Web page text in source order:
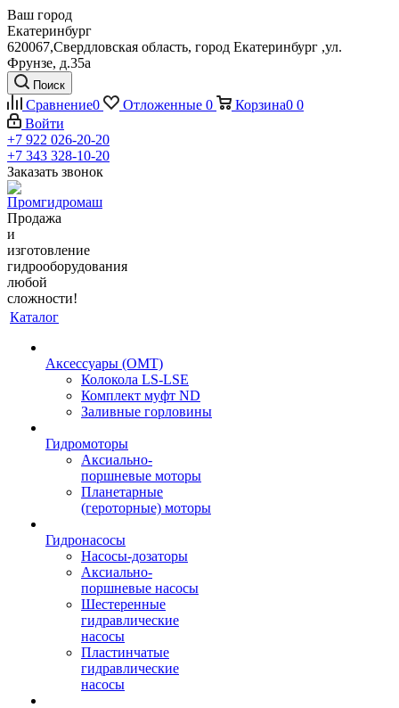
Ваш город
Екатеринбург
620067,Свердловская область, город Екатеринбург ,ул.
Фрунзе, д.35а
Поиск
Сравнение0 Отложенные 0 Корзина0 0
Войти
+7 922 026-20-20
+7 343 328-10-20
Заказать звонок
Продажа
и
изготовление
гидрооборудования
любой
сложности!
Каталог
Аксессуары (OMT)
Колокола LS-LSE
Комплект муфт ND
Заливные горловины
Гидромоторы
Аксиально-
поршневые моторы
Планетарные
(героторные) моторы
Гидронасосы
Насосы-дозаторы
Аксиально-
поршневые насосы
Шестеренные
гидравлические
насосы
Пластинчатые
гидравлические
насосы